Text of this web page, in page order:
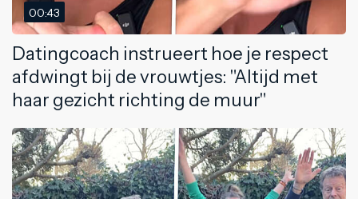
00:43
Datingcoach instrueert hoe je respect
afdwingt bij de vrouwtjes: "Altijd met
haar gezicht richting de muur"